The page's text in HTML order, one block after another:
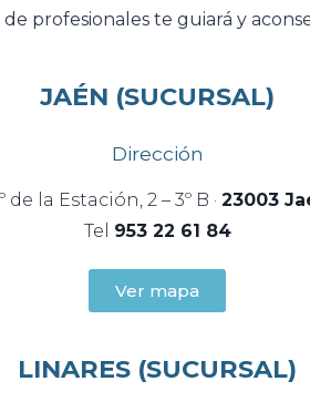
profesionales te guiará y
JAÉN (SUCURSAL)
Dirección
de la Estación, 2 – 3º B · 23003
Tel 953 22 61 84
Ver mapa
LINARES (SUCURSAL)